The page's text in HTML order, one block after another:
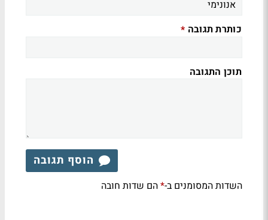
כותרת תגובה *
תוכן התגובה
הוסף תגובה
השדות המסומנים ב-*הם שדות חובה